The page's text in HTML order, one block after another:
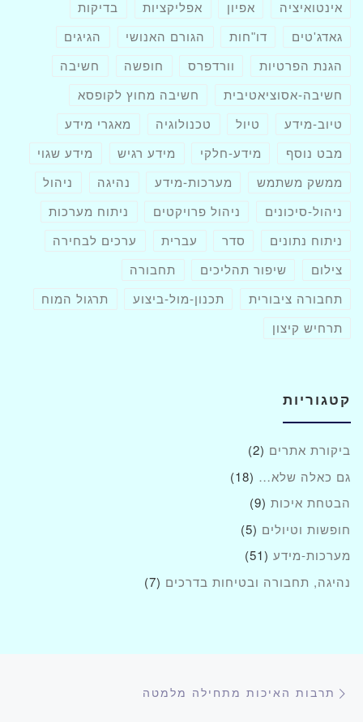
אינטואיציה אפיון אפליקציות בדיקות
גאדג'טים דו"חות הגורם האנושי הגיגים
הגנת הפרטיות וורדפרס חופשה חשיבה
חשיבה-אסוציאטיבית חשיבה מחוץ לקופסא
טיוב-מידע טיול טכנולוגיה מאגרי מידע
מבט נוסף מידע-חלקי מידע רגיש מידע שגוי
ממשק משתמש מערכות-מידע נהיגה ניהול
ניהול-סיכונים ניהול פרויקטים ניתוח מערכות
ניתוח נתונים סדר עברית ערכים לבחירה
צילום שיפור תהליכים תחבורה
תחבורה ציבורית תכנון-מול-ביצוע תרגול המוח
תרחיש קיצון
קטגוריות
ביקורת אתרים (2)
גם כאלה שלא… (18)
הבטחת איכות (9)
חופשות וטיולים (5)
מערכות-מידע (51)
נהיגה, תחבורה ובטיחות בדרכים (7)
ניווט בפוסטים
תרבות האיכות מתחילה מלמטה